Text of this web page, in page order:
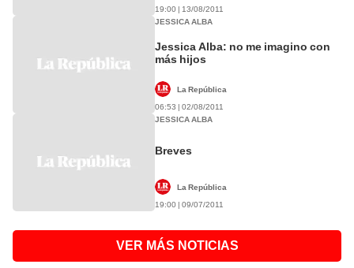
19:00 | 13/08/2011
JESSICA ALBA
Jessica Alba: no me imagino con
más hijos
La República
06:53 | 02/08/2011
JESSICA ALBA
Breves
La República
19:00 | 09/07/2011
VER MÁS NOTICIAS